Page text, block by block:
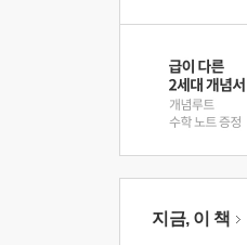
지금, 이 책